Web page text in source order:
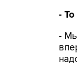
-
- Мы